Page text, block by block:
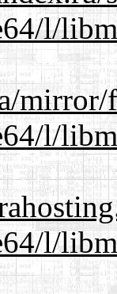
l/
mirror/
l/
l/